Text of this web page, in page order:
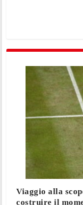
Viaggio alla
costruire il